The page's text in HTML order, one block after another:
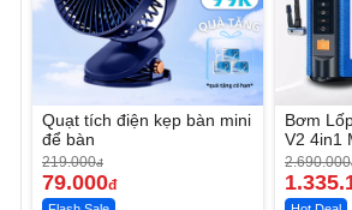
Quạt tích điện kẹp bàn mini
để bàn
219.000đ
79.000đ
Bơm
V2 4in1
2.690.000